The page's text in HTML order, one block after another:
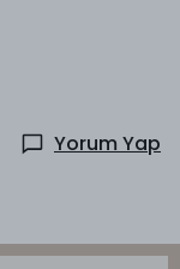
Yorum Yap